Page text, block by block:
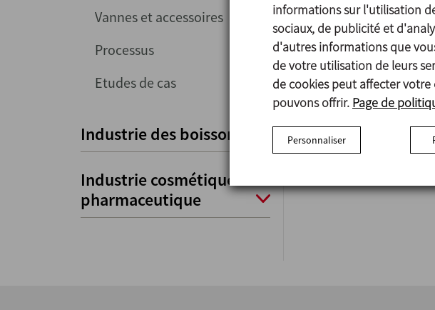
Vannes et accessoires
Processus
Etudes de cas
Industrie des boissons
Industrie cosmétique et
pharmaceutique
POMPE À CANAL
La pompe Aspir est
pompe auto-
canal latéral
informations sur l'utilisation
sociaux, de publicité et
d'autres informations que
de votre utilisation de leurs
de cookies peut affecter votre
pouvons offrir. Page de
Personnaliser